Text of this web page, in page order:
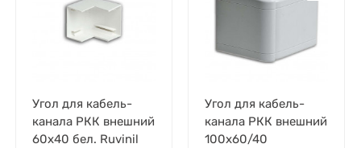
Угол для кабель-
канала РКК внешний
60х40 бел. Ruvinil
Угол для кабель-
канала РКК внешний
100х60/40